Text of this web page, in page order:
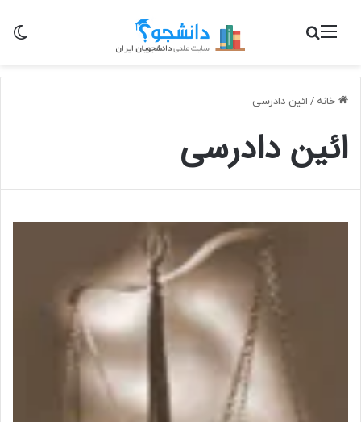
منو جستجو برای
خانه / ائین دادرسی
ائین دادرسی